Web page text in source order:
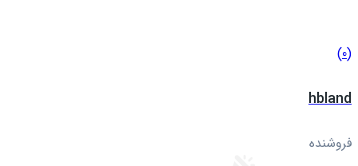
(0)
hbland
فروشنده